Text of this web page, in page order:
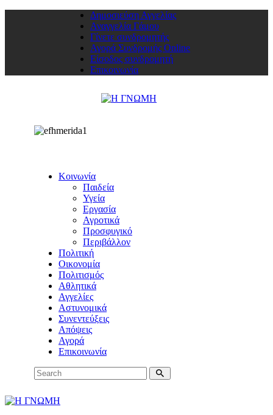
Δημοσιεύση Αγγελίας
Αναγγελία Γάμου
Γίνετε συνδρομητής
Αγορά Συνδρομής Online
Είσοδος συνδρομητή
Επικοινωνία
Κοινωνία
Παιδεία
Υγεία
Εργασία
Αγροτικά
Προσφυγικό
Περιβάλλον
Πολιτική
Οικονομία
Πολιτισμός
Αθλητικά
Αγγελίες
Αστυνομικά
Συνεντεύξεις
Απόψεις
Αγορά
Επικοινωνία